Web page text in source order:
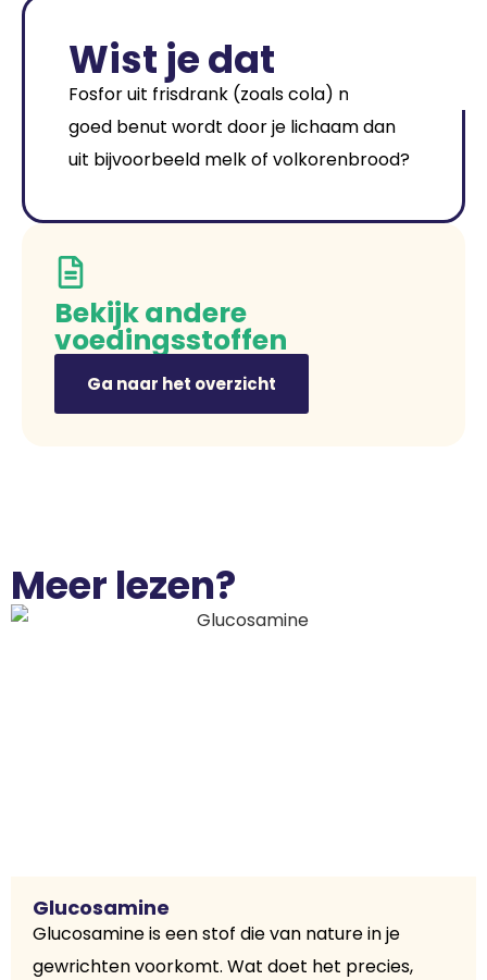
Wist je dat
Fosfor uit frisdrank (zoals cola) minder
goed benut wordt door je lichaam dan
uit bijvoorbeeld melk of volkorenbrood?
Bekijk andere
voedingsstoffen
Ga naar het overzicht
Meer lezen?
Glucosamine
Glucosamine is een stof die van nature in je
gewrichten voorkomt. Wat doet het precies,